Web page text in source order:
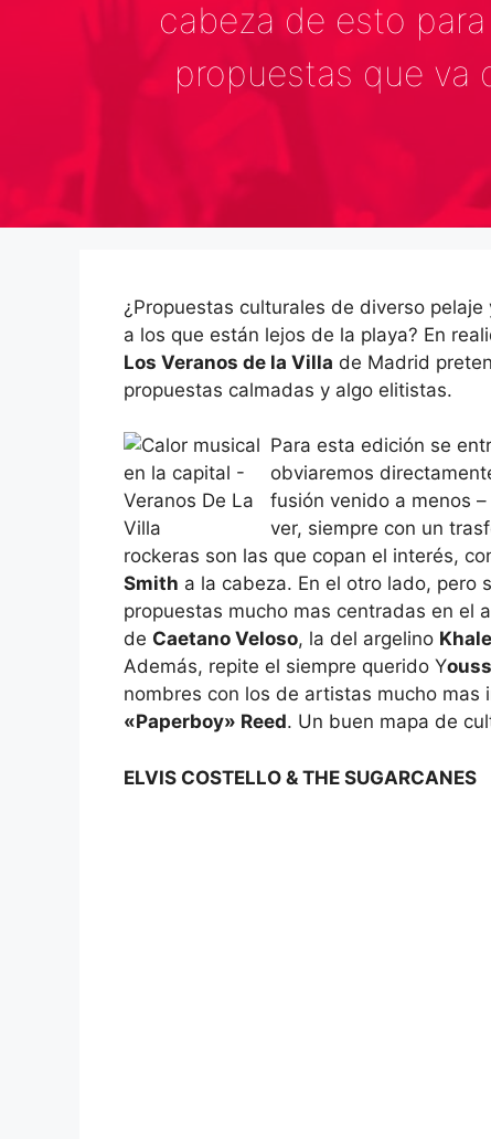
cabeza de esto
propuestas que va
¿Propuestas culturales de diverso
a los que están lejos de la playa? En
Los Veranos de la Villa de Madrid
propuestas calmadas y algo elitistas.
Para esta edición se
obviaremos
fusión venido a menos
ver, siempre con un
rockeras son las que copan el interés,
Smith a la cabeza. En el otro lado, pero
propuestas mucho mas centradas en el
de Caetano Veloso, la del argelino
Además, repite el siempre querido Y
nombres con los de artistas mucho mas
«Paperboy» Reed. Un buen mapa de
ELVIS COSTELLO & THE SUGARCANES